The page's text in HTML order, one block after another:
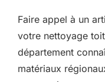
Faire appel à un
votre nettoyage
département
matériaux